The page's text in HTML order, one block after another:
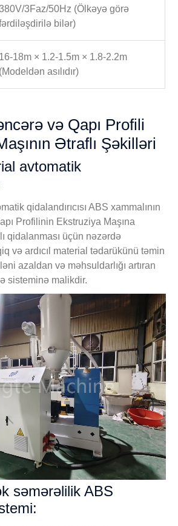
3Faz/50Hz (Ölkəyə görə
bilər)
16-18m × 1.2-1.5m × 1.8-2.2m
(Modeldən asılıdır)
və Qapı Profili
Ətraflı Şəkilləri
avtomatik
qidalandırıcısı ABS xammalının
Profilinin Ekstruziya Maşına
qidalanması üçün nəzərdə
və ardıcıl material tədarükünü təmin
azaldan və məhsuldarlığı artıran
sisteminə malikdir.
səmərəlilik ABS